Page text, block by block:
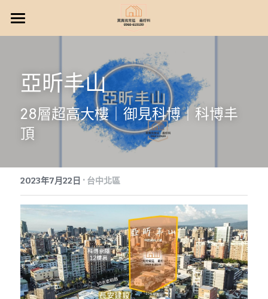
單元十二建案
單元十二建案總表
精銳建設
精銳萌未來
精銳IN未來
精銳響未來
鉅虹建設
鉅虹HOKI
鉅虹森美館
漢宇琢森
豐謙蜜之地
昌祐又一湛
協勝知心
雋業U雋
北屯機捷G0建案
北、東區建案
浩瀚湖濱城
林維湖濱雙星
林維湖悅
允將澄境
坤悅高飛
坤悅領秀
太平新光環中74建案
櫻花大櫻國1 劍橋花園
櫻花大櫻國2 牛津花園
櫻花大櫻國3 倫敦花園
春福興波
聚佳大砌
櫻花恰恰好
台中最新建案
搜索
亞昕丰山
28層超高大樓｜御見科博｜科博丰
頂
2023年7月22日 · 台中北區